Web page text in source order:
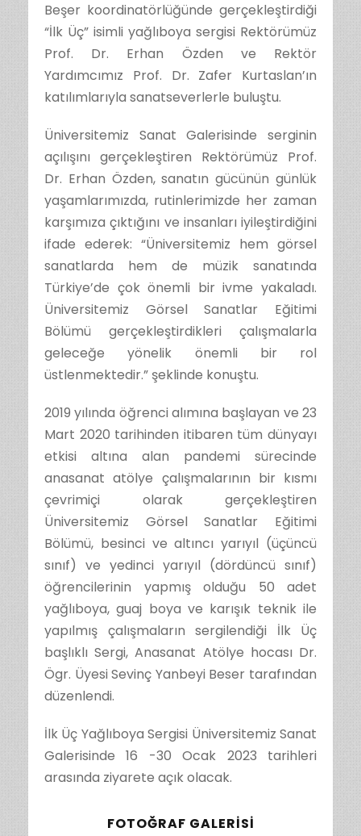
Beşer koordinatörlüğünde gerçekleştirdiği
“İlk Üç” isimli yağlıboya sergisi Rektörümüz
Prof. Dr. Erhan Özden ve Rektör
Yardımcımız Prof. Dr. Zafer Kurtaslan’ın
katılımlarıyla sanatseverlerle buluştu.
Üniversitemiz Sanat Galerisinde serginin
açılışını gerçekleştiren Rektörümüz Prof.
Dr. Erhan Özden, sanatın gücünün günlük
yaşamlarımızda, rutinlerimizde her zaman
karşımıza çıktığını ve insanları iyileştirdiğini
ifade ederek: “Üniversitemiz hem görsel
sanatlarda hem de müzik sanatında
Türkiye’de çok önemli bir ivme yakaladı.
Üniversitemiz Görsel Sanatlar Eğitimi
Bölümü gerçekleştirdikleri çalışmalarla
geleceğe yönelik önemli bir rol
üstlenmektedir.” şeklinde konuştu.
2019 yılında öğrenci alımına başlayan ve 23
Mart 2020 tarihinden itibaren tüm dünyayı
etkisi altına alan pandemi sürecinde
anasanat atölye çalışmalarının bir kısmı
çevrimiçi olarak gerçekleştiren
Üniversitemiz Görsel Sanatlar Eğitimi
Bölümü, besinci ve altıncı yarıyıl (üçüncü
sınıf) ve yedinci yarıyıl (dördüncü sınıf)
öğrencilerinin yapmış olduğu 50 adet
yağlıboya, guaj boya ve karışık teknik ile
yapılmış çalışmaların sergilendiği İlk Üç
başlıklı Sergi, Anasanat Atölye hocası Dr.
Ögr. Üyesi Sevinç Yanbeyi Beser tarafından
düzenlendi.
İlk Üç Yağlıboya Sergisi Üniversitemiz Sanat
Galerisinde 16 -30 Ocak 2023 tarihleri
arasında ziyarete açık olacak.
FOTOĞRAF GALERISI